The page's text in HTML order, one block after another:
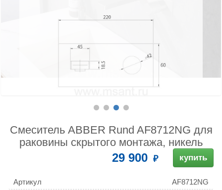
Смеситель ABBER Rund AF8712NG для
раковины скрытого монтажа, никель
29 900 купить
Артикул AF8712NG